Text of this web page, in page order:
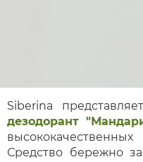
Siberina
дезодорант
Средство бережно